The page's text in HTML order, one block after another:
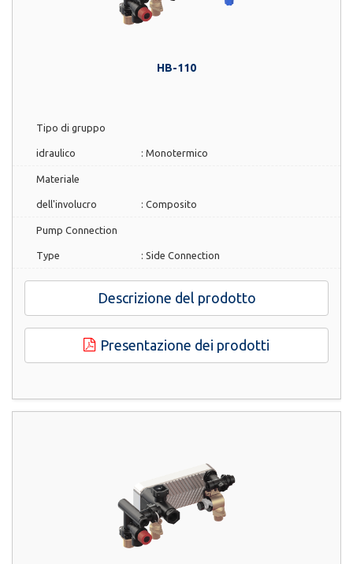
HB-110
Tipo di gruppo
idraulico : Monotermico
Materiale
dell'involucro : Composito
Pump Connection
Type : Side Connection
Descrizione del prodotto
Presentazione dei prodotti